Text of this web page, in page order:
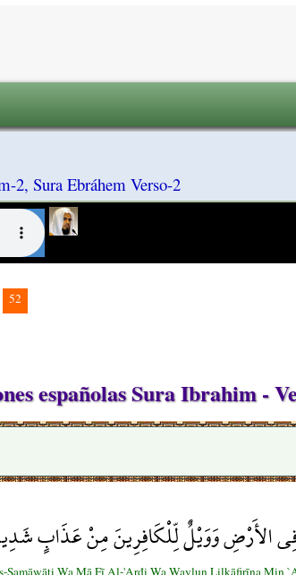
2, Sura Ebráhem Verso-2
52
españolas Sura Ibrahim -
فِي الأَرْضِ وَوَيْلٌ لِّلْكَافِرِينَ مِنْ عَذَابٍ
Wa Mā Fī Al-'Arđi Wa Waylun Lilkāfirīna Min